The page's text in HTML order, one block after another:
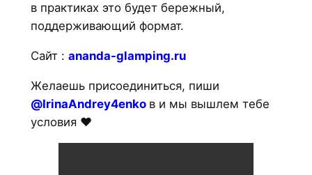
в практиках это будет бережный,
поддерживающий формат.
Сайт : ananda-glamping.ru
Желаешь присоединиться, пиши
@IrinaAndrey4enko в и мы вышлем тебе
условия ❤️